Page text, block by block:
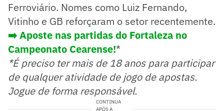
Ferroviário. Nomes como Luiz Fernando,
Vitinho e GB reforçaram o setor recentemente.
➡️Aposte nas partidas do Fortaleza no
Campeonato Cearense!*
*É preciso ter mais de 18 anos para participar
de qualquer atividade de jogo de apostas.
Jogue de forma responsável.
CONTINUA
APÓS A